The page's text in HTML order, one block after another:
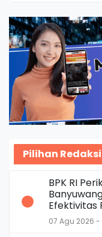
Pilihan Redaksi
BPK RI
Efektivitas
07 Agu 2026 -